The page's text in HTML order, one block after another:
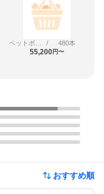
/ 480本
55,200円〜
おすすめ順